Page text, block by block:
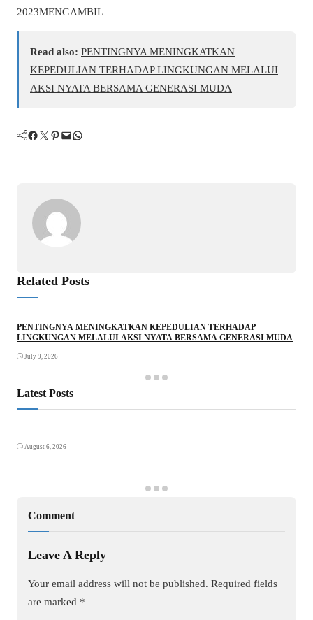
2023MENGAMBIL
Read also: PENTINGNYA MENINGKATKAN
KEPEDULIAN TERHADAP LINGKUNGAN MELALUI
AKSI NYATA BERSAMA GENERASI MUDA
Facebook Twitter Pinterest Mail WhatsApp
Related Posts
PENTINGNYA MENINGKATKAN KEPEDULIAN TERHADAP
LINGKUNGAN MELALUI AKSI NYATA BERSAMA GENERASI MUDA
July 9, 2026
Latest Posts
August 6, 2026
Comment
Leave A Reply
Your email address will not be published. Required fields
are marked *